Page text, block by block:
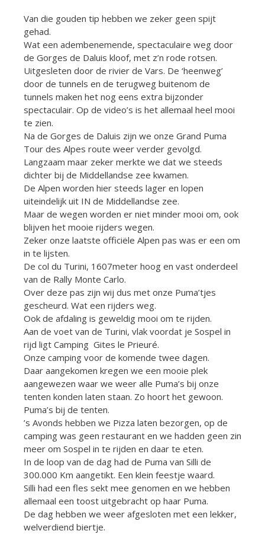
Van die gouden tip hebben we zeker geen spijt
gehad.
Wat een adembenemende, spectaculaire weg door
de Gorges de Daluis kloof, met z’n rode rotsen.
Uitgesleten door de rivier de Vars. De ‘heenweg’
door de tunnels en de terugweg buitenom de
tunnels maken het nog eens extra bijzonder
spectaculair. Op de video’s is het allemaal heel mooi
te zien.
Na de Gorges de Daluis zijn we onze Grand Puma
Tour des Alpes route weer verder gevolgd.
Langzaam maar zeker merkte we dat we steeds
dichter bij de Middellandse zee kwamen.
De Alpen worden hier steeds lager en lopen
uiteindelijk uit IN de Middellandse zee.
Maar de wegen worden er niet minder mooi om, ook
blijven het mooie rijders wegen.
Zeker onze laatste officiële Alpen pas was er een om
in te lijsten.
De col du Turini, 1607meter hoog en vast onderdeel
van de Rally Monte Carlo.
Over deze pas zijn wij dus met onze Puma’tjes
gescheurd. Wat een rijders weg.
Ook de afdaling is geweldig mooi om te rijden.
Aan de voet van de Turini, vlak voordat je Sospel in
rijd ligt Camping Gites le Prieuré.
Onze camping voor de komende twee dagen.
Daar aangekomen kregen we een mooie plek
aangewezen waar we weer alle Puma’s bij onze
tenten konden laten staan. Zo hoort het gewoon.
Puma’s bij de tenten.
’s Avonds hebben we Pizza laten bezorgen, op de
camping was geen restaurant en we hadden geen zin
meer om Sospel in te rijden en daar te eten.
In de loop van de dag had de Puma van Silli de
300.000 Km aangetikt. Een klein feestje waard.
Silli had een fles sekt mee genomen en we hebben
allemaal een toost uitgebracht op haar Puma.
De dag hebben we weer afgesloten met een lekker,
welverdiend biertje.